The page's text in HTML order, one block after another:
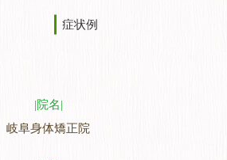
症状例
院名
岐阜身体矯正院